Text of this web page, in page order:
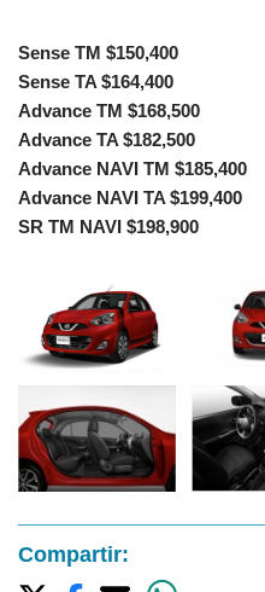
Sense TM $150,400
Sense TA $164,400
Advance TM $168,500
Advance TA $182,500
Advance NAVI TM $185,400
Advance NAVI TA $199,400
SR TM NAVI $198,900
Compartir: